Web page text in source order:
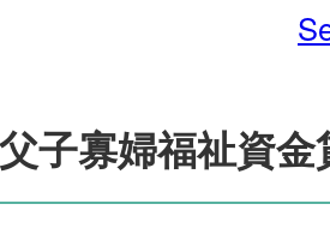
子寡婦福祉資金